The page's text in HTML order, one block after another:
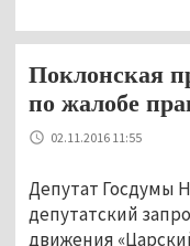
Поклонская
по жалобе
02.11.2016 11:55
Депутат Госдумы
депутатский
движения